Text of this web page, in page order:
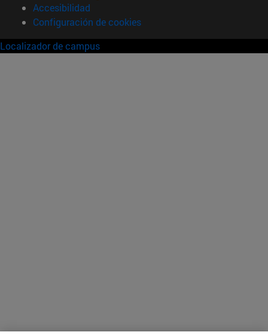
Accesibilidad
Configuración de cookies
Localizador de campus